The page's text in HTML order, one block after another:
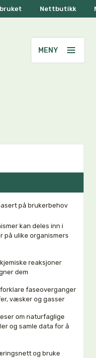
Nettbutikk
på brukerbehov
kan deles inn i
på ulike organismers
reaksjoner
dem
faseoverganger
væsker og gasser
om naturfaglige
og samle data for å
og bruke